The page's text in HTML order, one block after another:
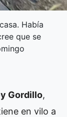
Había
que se
Gordillo,
en vilo a